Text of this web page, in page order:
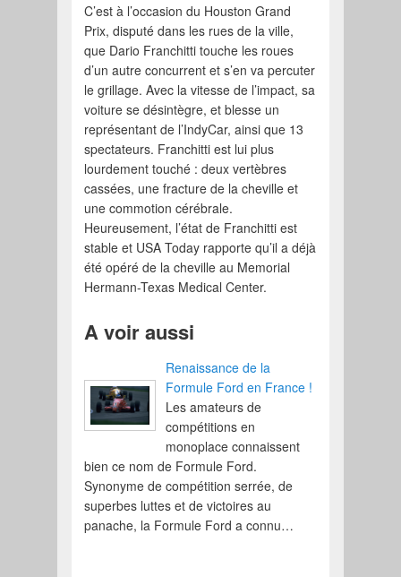
C’est à l’occasion du Houston Grand
Prix, disputé dans les rues de la ville,
que Dario Franchitti touche les roues
d’un autre concurrent et s’en va percuter
le grillage. Avec la vitesse de l’impact, sa
voiture se désintègre, et blesse un
représentant de l’IndyCar, ainsi que 13
spectateurs. Franchitti est lui plus
lourdement touché : deux vertèbres
cassées, une fracture de la cheville et
une commotion cérébrale.
Heureusement, l’état de Franchitti est
stable et USA Today rapporte qu’il a déjà
été opéré de la cheville au Memorial
Hermann-Texas Medical Center.
A voir aussi
Renaissance de la
Formule Ford en France !
Les amateurs de
compétitions en
monoplace connaissent
bien ce nom de Formule Ford.
Synonyme de compétition serrée, de
superbes luttes et de victoires au
panache, la Formule Ford a connu…